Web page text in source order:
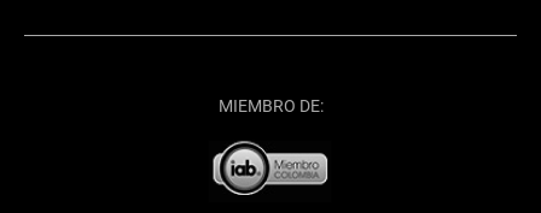
MIEMBRO DE: